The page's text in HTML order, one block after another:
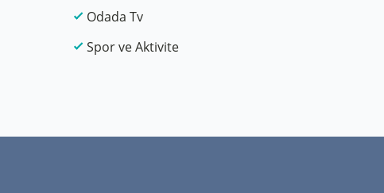
Odada Tv
Spor ve Aktivite